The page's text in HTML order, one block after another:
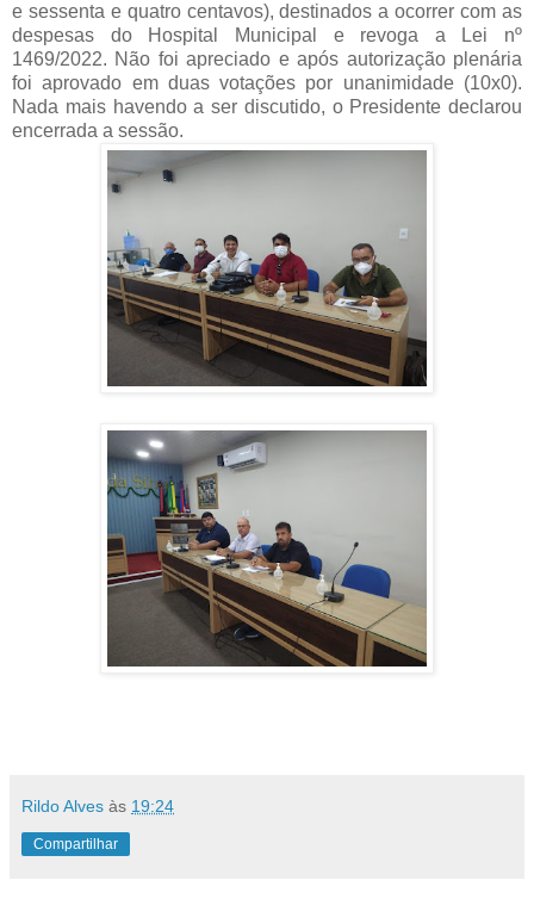
e sessenta e quatro centavos), destinados a ocorrer com as
despesas do Hospital Municipal e revoga a Lei nº
1469/2022. Não foi apreciado e após autorização plenária
foi aprovado em duas votações por unanimidade (10x0).
Nada mais havendo a ser discutido, o Presidente declarou
encerrada a sessão.
Rildo Alves às 19:24
Compartilhar